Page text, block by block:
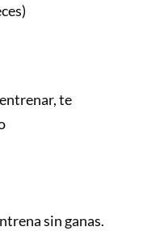
te
sin ganas.